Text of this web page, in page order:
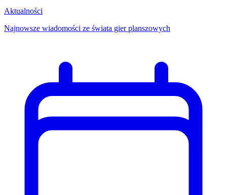
Aktualności
Najnowsze wiadomości ze świata gier planszowych